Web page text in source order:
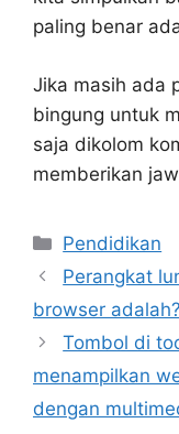
paling benar
Jika masih ada
bingung untuk
saja dikolom
memberikan
Kategori
Pendidikan
Perangkat
browser adalah?
Tombol di
menampilkan
dengan